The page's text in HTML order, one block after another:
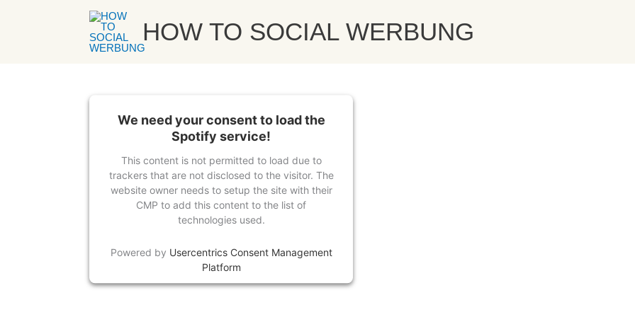
HOW TO SOCIAL WERBUNG
Dorothea Stasch
We need your consent to load the
Spotify service!
This content is not permitted to load due to
trackers that are not disclosed to the visitor. The
website owner needs to setup the site with their
CMP to add this content to the list of
technologies used.
Powered by Usercentrics Consent Management
Platform